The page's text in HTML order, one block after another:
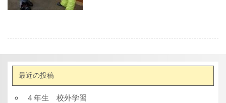
最近の投稿
４年生 校外学習